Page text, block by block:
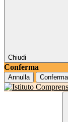
Chiudi
Conferma
Annulla Conferma